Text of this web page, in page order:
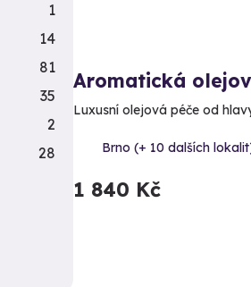
Aromatická
Luxusní olejová péče od
Brno (+ 10 dalších
1 840 Kč
1
14
81
35
2
28